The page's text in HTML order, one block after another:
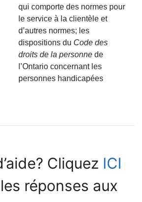
qui comporte des normes pour
le service à la clientèle et
d’autres normes; les
dispositions du Code des
droits de la personnede
l’Ontario concernant les
personnes handicapées
Cliquez ICI
réponses aux